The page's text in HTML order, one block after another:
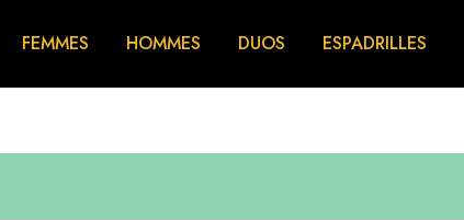
FEMMES HOMMES DUOS ESPADRILLES